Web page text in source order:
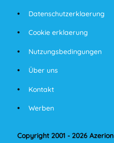
Datenschutzerklaerung
Cookie erklaerung
Nutzungsbedingungen
Über uns
Kontakt
Werben
Copyright 2001 - 2026 Azerion